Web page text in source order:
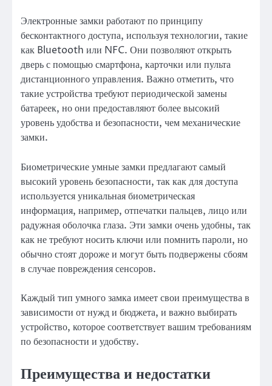
Электронные замки работают по принципу
бесконтактного доступа, используя технологии, такие
как Bluetooth или NFC. Они позволяют открыть
дверь с помощью смартфона, карточки или пульта
дистанционного управления. Важно отметить, что
такие устройства требуют периодической замены
батареек, но они предоставляют более высокий
уровень удобства и безопасности, чем механические
замки.
Биометрические умные замки предлагают самый
высокий уровень безопасности, так как для доступа
используется уникальная биометрическая
информация, например, отпечатки пальцев, лицо или
радужная оболочка глаза. Эти замки очень удобны, так
как не требуют носить ключи или помнить пароли, но
обычно стоят дороже и могут быть подвержены сбоям
в случае повреждения сенсоров.
Каждый тип умного замка имеет свои преимущества в
зависимости от нужд и бюджета, и важно выбирать
устройство, которое соответствует вашим требованиям
по безопасности и удобству.
Преимущества и недостатки